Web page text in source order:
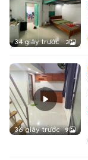
34 giây trước 3
36 giây trước 9